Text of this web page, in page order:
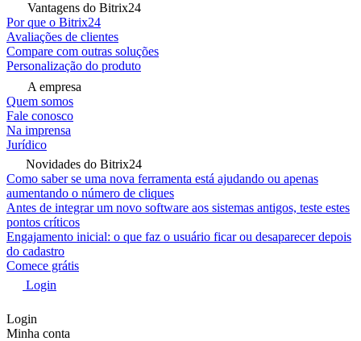
Vantagens do Bitrix24
Por que o Bitrix24
Avaliações de clientes
Compare com outras soluções
Personalização do produto
A empresa
Quem somos
Fale conosco
Na imprensa
Jurídico
Novidades do Bitrix24
Como saber se uma nova ferramenta está ajudando ou apenas
aumentando o número de cliques
Antes de integrar um novo software aos sistemas antigos, teste estes
pontos críticos
Engajamento inicial: o que faz o usuário ficar ou desaparecer depois
do cadastro
Comece grátis
Login
Login
Minha conta